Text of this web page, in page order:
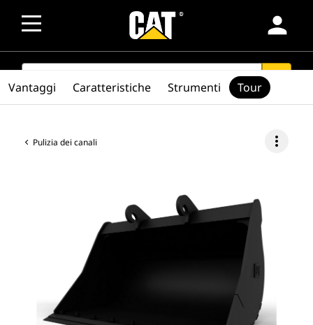
person
SEARCH search
Pulizia dei canali more_vert
Vantaggi Caratteristiche Strumenti Tour